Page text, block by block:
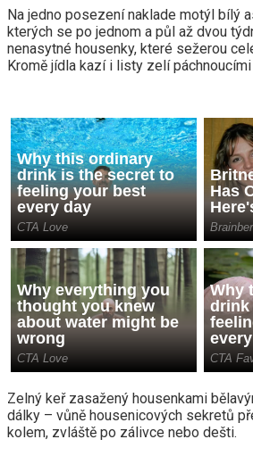
Na jedno posezení naklade motýl bílý
kterých se po jednom a půl až dvou
nenasytné housenky, které sežerou
Kromě jídla kazí i listy zelí
Zelný keř zasažený housenkami
dálky – vůně housenicových sekretů
kolem, zvláště po zálivce nebo dešti.